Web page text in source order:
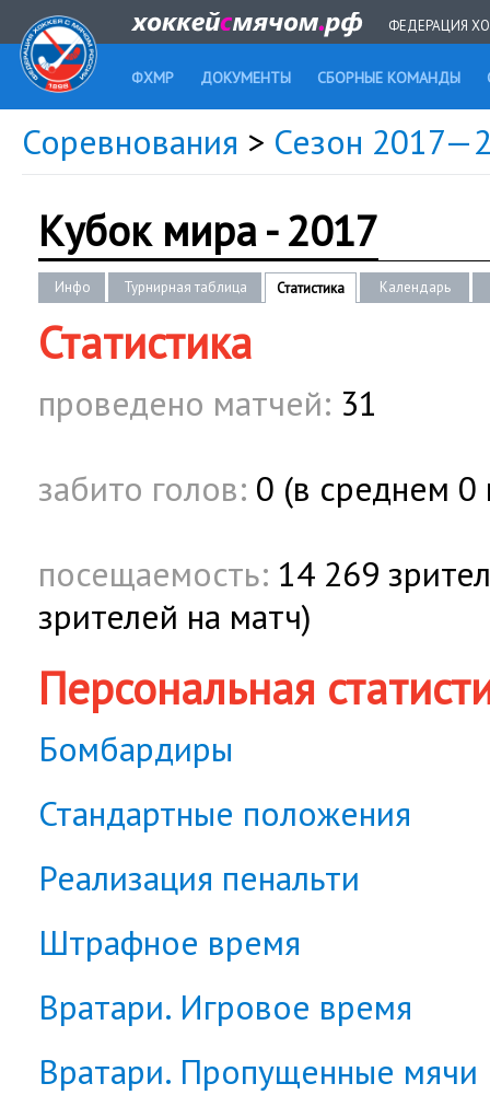
ФЕДЕРАЦИЯ
ФХМР ДОКУМЕНТЫ СБОРНЫЕ КОМАНДЫ
Соревнования > Сезон
Кубок мира - 2017
Инфо Турнирная таблица Статистика Календарь
Статистика
проведено матчей: 31
забито голов: 0 (в среднем 0
посещаемость: 14 269
зрителей на матч)
Персональная
Бомбардиры
Стандартные положения
Реализация пенальти
Штрафное время
Вратари. Игровое время
Вратари. Пропущенные мячи